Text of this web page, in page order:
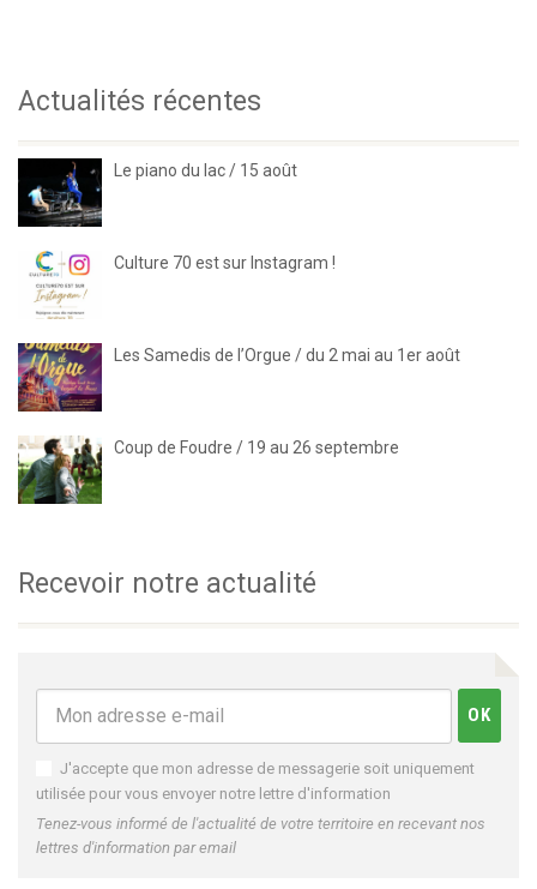
Actualités récentes
Le piano du lac / 15 août
Culture 70 est sur Instagram !
Les Samedis de l’Orgue / du 2 mai au 1er août
Coup de Foudre / 19 au 26 septembre
Recevoir notre actualité
J'accepte que mon adresse de messagerie soit uniquement
utilisée pour vous envoyer notre lettre d'information
Tenez-vous informé de l'actualité de votre territoire en recevant nos
lettres d'information par email